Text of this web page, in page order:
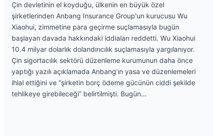
Çin devletinin el koyduğu, ülkenin en büyük özel
şirketlerinden Anbang Insurance Group'un kurucusu Wu
Xiaohui, zimmetine para geçirme suçlamasıyla bugün
başlayan davada hakkındaki iddiaları reddetti. Wu Xiaohui
10.4 milyar dolarlık dolandırıcılık suçlamasıyla yargılanıyor.
Çin sigortacılık sektörü düzenleme kurumunun daha önce
yaptığı yazılı açıklamada Anbang’ın yasa ve düzenlemeleri
ihlal ettiğini ve “şirketin borç ödeme gücünün ciddi şekilde
tehlikeye girebileceği” belirtilmişti. Bugün…